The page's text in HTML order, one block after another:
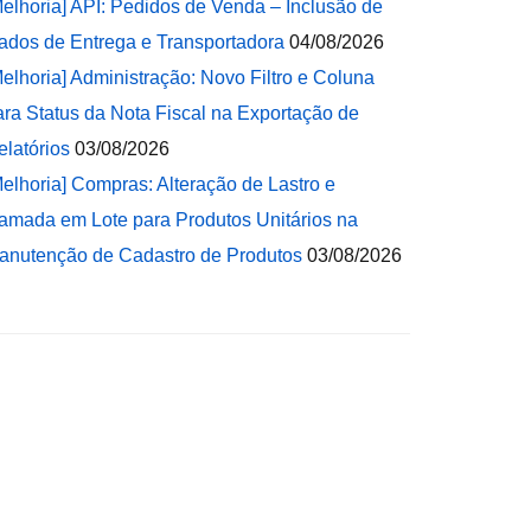
API: Pedidos de Venda – Inclusão de
de Entrega e Transportadora 04/08/2026
Administração: Novo Filtro e Coluna
Status da Nota Fiscal na Exportação de
03/08/2026
Compras: Alteração de Lastro e
em Lote para Produtos Unitários na
de Cadastro de Produtos 03/08/2026